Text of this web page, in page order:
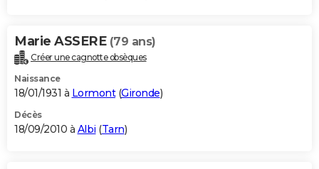
Marie ASSERE (79 ans)
Créer une cagnotte obsèques
Naissance
18/01/1931 à Lormont(Gironde)
Décès
18/09/2010 à Albi (Tarn)